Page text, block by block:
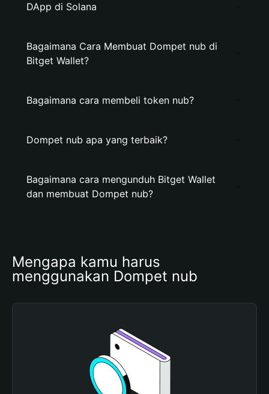
DApp di Solana
Bagaimana Cara Membuat Dompet nub di
Bitget Wallet?
Bagaimana cara membeli token nub?
Dompet nub apa yang terbaik?
Bagaimana cara mengunduh Bitget Wallet
dan membuat Dompet nub?
Mengapa kamu harus
menggunakan Dompet nub